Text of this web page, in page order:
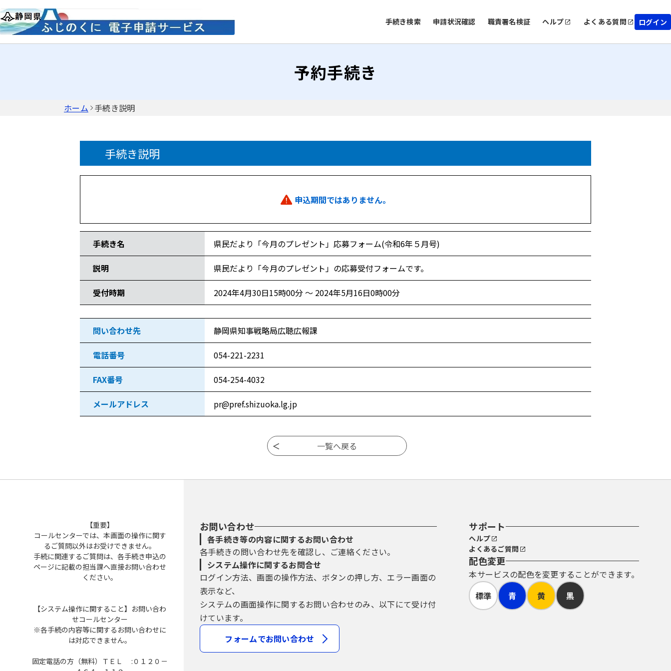
手続き検索 申請状況確認 職責署名検証 ヘルプ よくある質問 ログイン
予約手続き
ホーム 手続き説明
手続き説明
申込期間ではありません。
手続き名 県民だより「今月のプレゼント」応募フォーム(令和6年５月号)
説明 県民だより「今月のプレゼント」の応募受付フォームです。
受付時期 2024年4月30日15時00分 ～ 2024年5月16日0時00分
問い合わせ先 静岡県知事戦略局広聴広報課
電話番号 054-221-2231
FAX番号 054-254-4032
メールアドレス pr@pref.shizuoka.lg.jp
【重要】
コールセンターでは、本画面の操作に関す
るご質問以外はお受けできません。
手続に関連するご質問は、各手続き申込の
ページに記載の担当課へ直接お問い合わせ
ください。
【システム操作に関すること】お問い合わ
せコールセンター
※各手続の内容等に関するお問い合わせに
は対応できません。
固定電話の方（無料）ＴＥＬ :０１２０－
お問い合わせ
各手続き等の内容に関するお問い合わせ
各手続きの問い合わせ先を確認し、ご連絡ください。
システム操作に関するお問合せ
ログイン方法、画面の操作方法、ボタンの押し方、エラー画面の
表示など、
システムの画面操作に関するお問い合わせのみ、以下にて受け付
けています。
フォームでお問い合わせ
サポート
ヘルプ
よくあるご質問
配色変更
本サービスの配色を変更することができます。
標準
青 黄 黒